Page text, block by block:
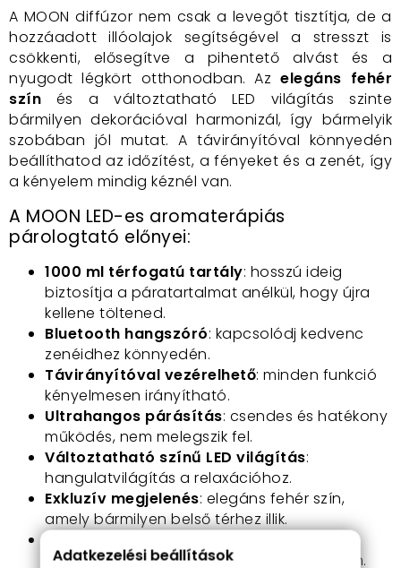
A MOON diffúzor nem csak a levegőt tisztítja, de a
hozzáadott illóolajok segítségével a stresszt is
csökkenti, elősegítve a pihentető alvást és a
nyugodt légkört otthonodban. Azelegáns fehér
szín és a változtatható LED világítás szinte
bármilyen dekorációval harmonizál, így bármelyik
szobában jól mutat. A távirányítóval könnyedén
beállíthatod az időzítést, a fényeket és a zenét, így
a kényelem mindig kéznél van.
A MOON LED-es aromaterápiás
párologtató előnyei:
1000 ml térfogatú tartály: hosszú ideig
biztosítja a páratartalmat anélkül, hogy újra
kellene töltened.
Bluetooth hangszóró: kapcsolódj kedvenc
zenéidhez könnyedén.
Távirányítóval vezérelhető: minden funkció
kényelmesen irányítható.
Ultrahangos párásítás: csendes és hatékony
működés, nem melegszik fel.
Változtatható színű LED világítás:
hangulatvilágítás a relaxációhoz.
Exkluzív megjelenés: elegáns fehér szín,
amely bármilyen belső térhez illik.
egyszerű karbantartás a mindennapokban.
Adatkezelési beállítások